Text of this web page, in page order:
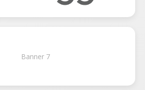
Banner 7